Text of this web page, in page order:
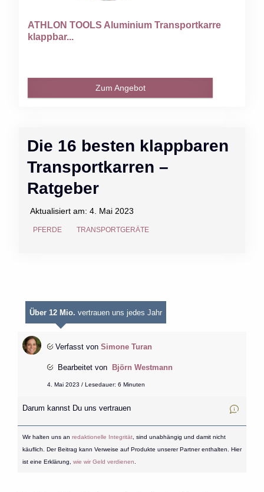
Die 16 besten klappbaren
Transportkarren –
Ratgeber
Aktualisiert am: 4. Mai 2023
PFERDE TRANSPORTGERÄTE
ATHLON TOOLS Aluminium Transportkarre
klappbar...
Zum Angebot
Über 12 Mio. vertrauen uns jedes Jahr
Verfasst von Simone Turan
Bearbeitet von Björn Westmann
4. Mai 2023 / Lesedauer: 6 Minuten
Darum kannst Du uns vertrauen
Wir halten uns an redaktionelle Integrität, sind unabhängig und damit nicht
käuflich. Der Beitrag kann Verweise auf Produkte unserer Partner enthalten. Hier
ist eine Erklärung, wie wir Geld verdienen